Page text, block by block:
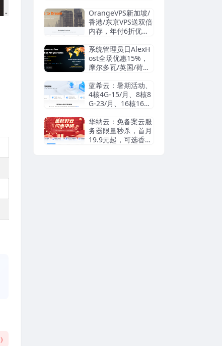
)
OrangeVPS新加坡/
香港/东京VPS送双倍
内存，年付6折优
起，支持支付宝/微
信/Paypal
系统管理员日AlexH
ost全场优惠15%，
摩尔多瓦/英国/荷兰/
S/独立服务器，无视
DMCA滥用投诉/可
匿名
蓝希云：暑期活动、
4核4G-15/月、8核8
G-23/月、16核16G-
华纳云：免备案云服
务器限量秒杀，首月
19.9元起，可选香港